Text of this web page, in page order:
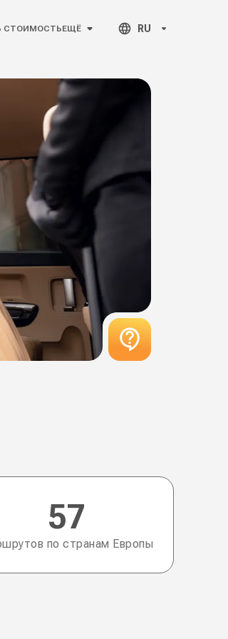
СТОИМОСТЬЕЩЁ RU
57
по странам Европы